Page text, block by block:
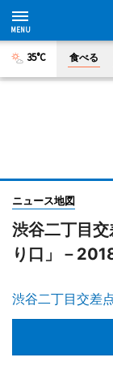
35°C 食べる
ニュース地図
渋谷二丁目
り口」－
渋谷二丁目交差